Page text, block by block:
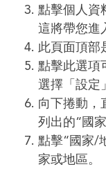
點擊個人資
這將帶您進
此頁面頂部
點擊此選項
選擇「設定
向下捲動，
列出的“國
點擊“國家/
家或地區。